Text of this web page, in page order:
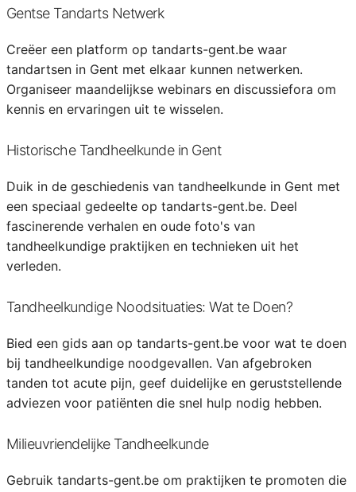
Gentse Tandarts Netwerk
Creëer een platform op tandarts-gent.be waar
tandartsen in Gent met elkaar kunnen netwerken.
Organiseer maandelijkse webinars en discussiefora om
kennis en ervaringen uit te wisselen.
Historische Tandheelkunde in Gent
Duik in de geschiedenis van tandheelkunde in Gent met
een speciaal gedeelte op tandarts-gent.be. Deel
fascinerende verhalen en oude foto's van
tandheelkundige praktijken en technieken uit het
verleden.
Tandheelkundige Noodsituaties: Wat te Doen?
Bied een gids aan op tandarts-gent.be voor wat te doen
bij tandheelkundige noodgevallen. Van afgebroken
tanden tot acute pijn, geef duidelijke en geruststellende
adviezen voor patiënten die snel hulp nodig hebben.
Milieuvriendelijke Tandheelkunde
Gebruik tandarts-gent.be om praktijken te promoten die